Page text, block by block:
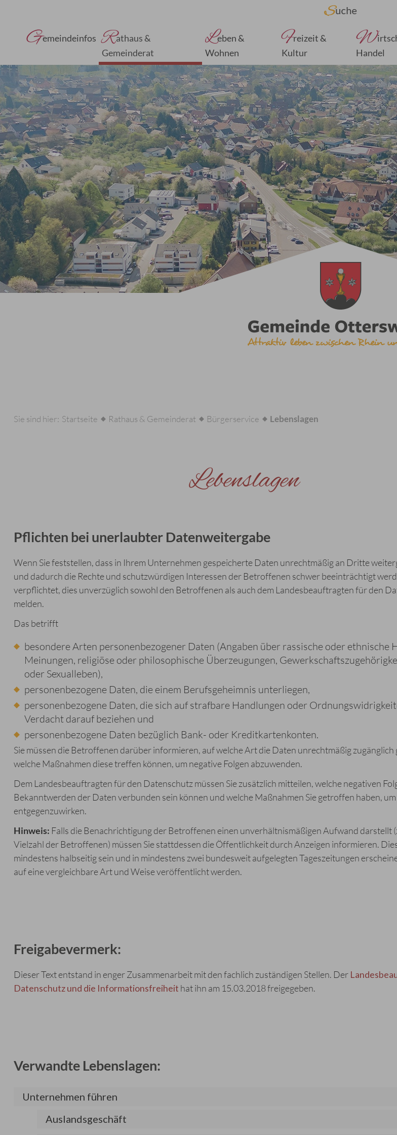
Gemeindeinfos Rathaus &
Gemeinderat
Leben &
Wohnen
Freizeit &
Kultur
W
Handel
Sie sind hier: Startseite Rathaus & Gemeinderat Bürgerservice Lebenslagen
Lebenslagen
Pflichten bei unerlaubter Datenweitergabe
Wenn Sie feststellen, dass in Ihrem Unternehmen gespeicherte Daten unrechtmäßig an Dritte
und dadurch die Rechte und schutzwürdigen Interessen der Betroffenen schwer beeinträchtigt
verpflichtet, dies unverzüglich sowohl den Betroffenen als auch dem Landesbeauftragten für den
melden.
Das betrifft
besondere Arten personenbezogener Daten (Angaben über rassische oder ethnische
Meinungen, religiöse oder philosophische Überzeugungen,
oder Sexualleben),
personenbezogene Daten, die einem Berufsgeheimnis unterliegen,
personenbezogene Daten, die sich auf strafbare Handlungen oder
Verdacht darauf beziehen und
personenbezogene Daten bezüglich Bank- oder Kreditkartenkonten.
Sie müssen die Betroffenen darüber informieren, auf welche Art die Daten unrechtmäßig
welche Maßnahmen diese treffen können, um negative Folgen abzuwenden.
Dem Landesbeauftragten für den Datenschutz müssen Sie zusätzlich mitteilen, welche negativen
Bekanntwerden der Daten verbunden sein können und welche Maßnahmen Sie getroffen haben, um
entgegenzuwirken.
Hinweis: Falls die Benachrichtigung der Betroffenen einen unverhältnismäßigen Aufwand darstellt
Vielzahl der Betroffenen) müssen Sie stattdessen die Öffentlichkeit durch Anzeigen informieren.
mindestens halbseitig sein und in mindestens zwei bundesweit aufgelegten Tageszeitungen
auf eine vergleichbare Art und Weise veröffentlicht werden.
Freigabevermerk:
Dieser Text entstand in enger Zusammenarbeit mit den fachlich zuständigen Stellen. Der
Datenschutz und die Informationsfreiheit hat ihn am 15.03.2018 freigegeben.
Verwandte Lebenslagen:
Unternehmen führen
Auslandsgeschäft